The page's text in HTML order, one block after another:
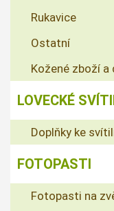
Rukavice
Ostatní
Kožené zboží a
LOVECKÉ
Doplňky ke
FOTOPASTI
Fotopasti na